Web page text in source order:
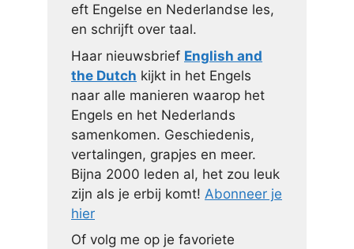
eft Engelse en Nederlandse les,
en schrijft over taal.
Haar nieuwsbrief English and
the Dutch kijkt in het Engels
naar alle manieren waarop het
Engels en het Nederlands
samenkomen. Geschiedenis,
vertalingen, grapjes en meer.
Bijna 2000 leden al, het zou leuk
zijn als je erbij komt! Abonneer je
hier
Of volg me op je favoriete